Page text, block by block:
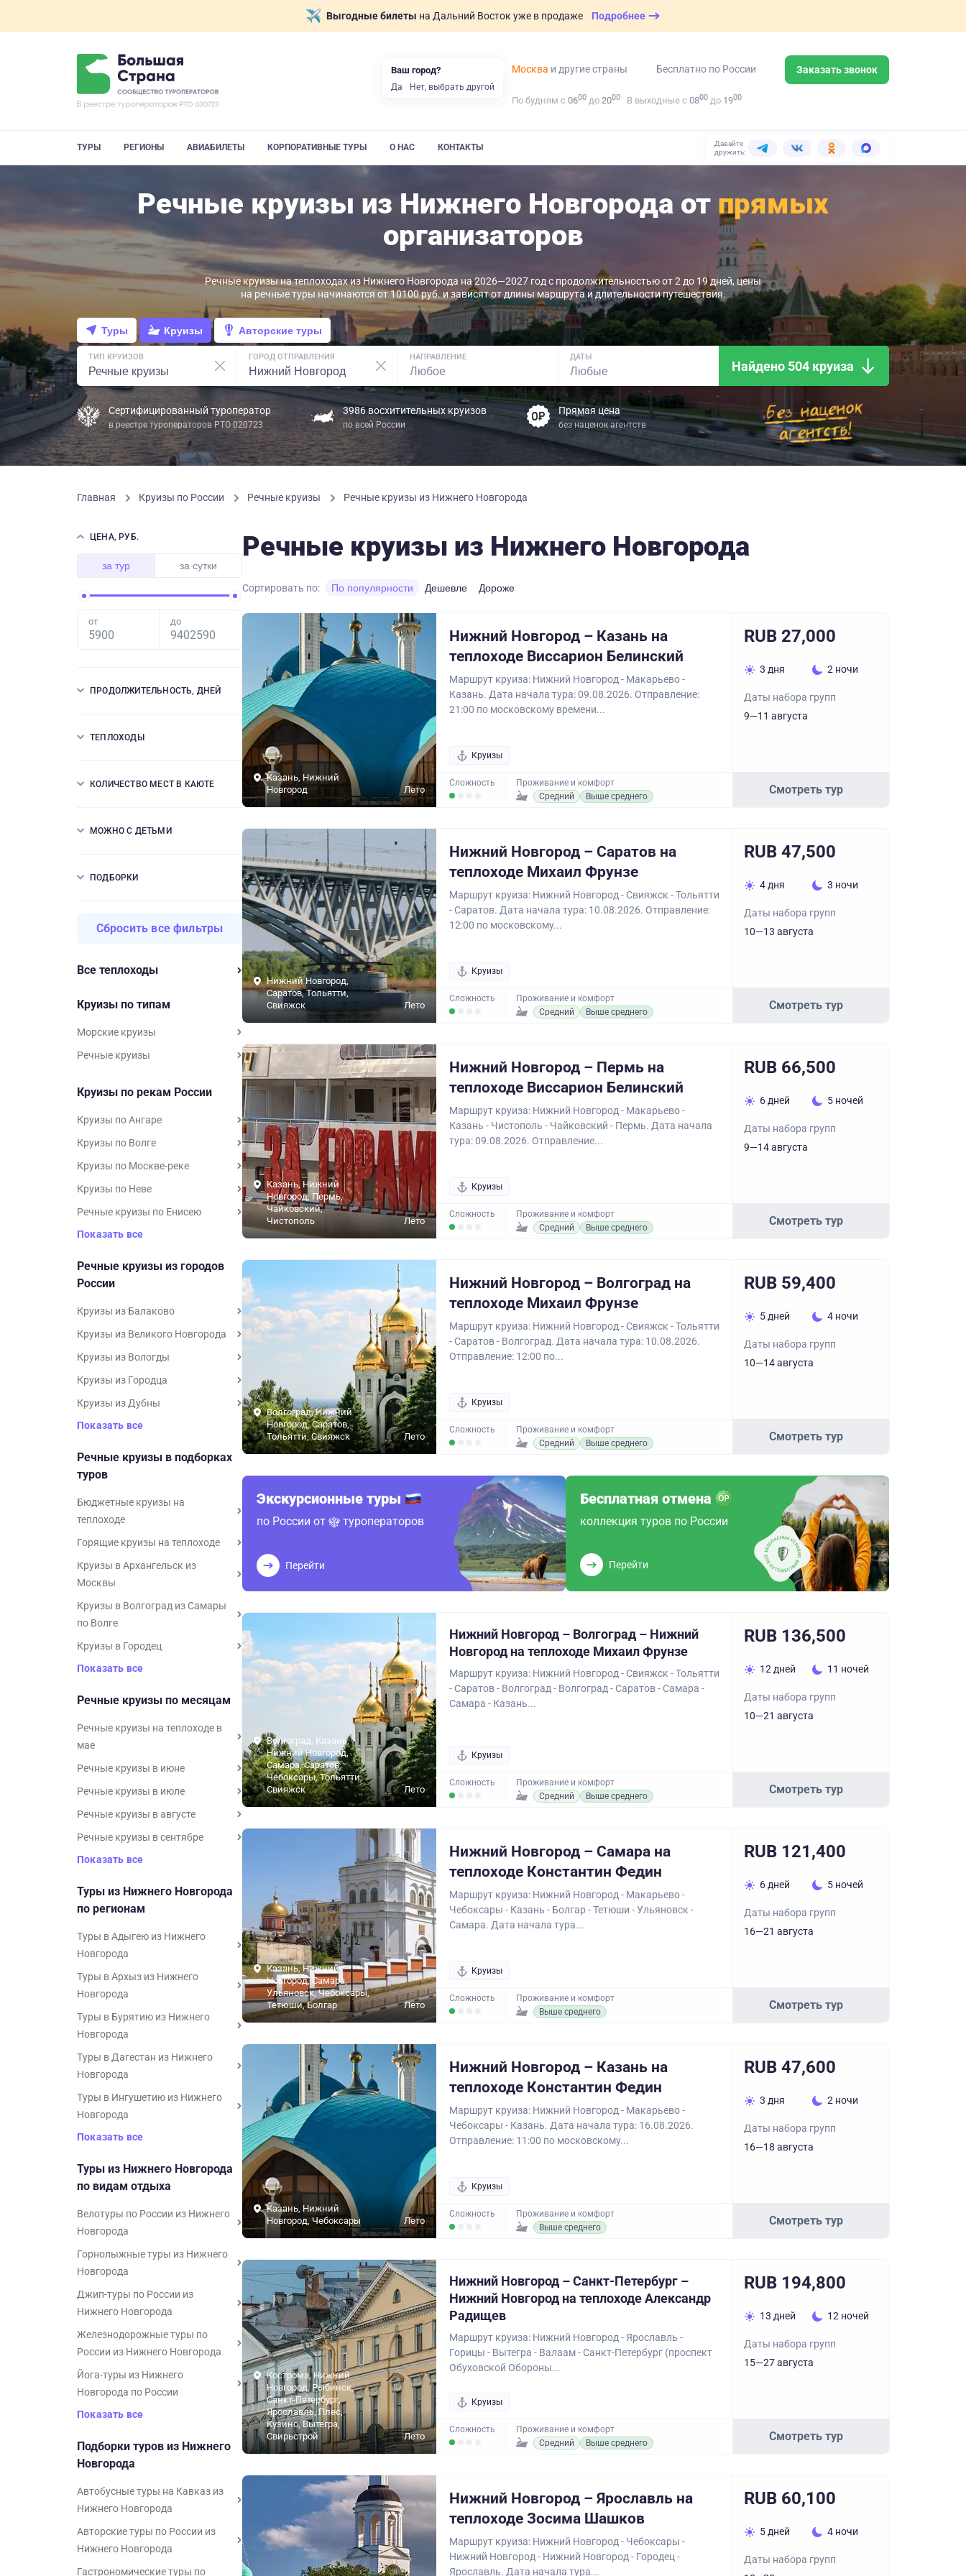
Выгодные билеты на Дальний Восток уже в продаже Подробнее
Москва и другие страны Бесплатно по России Заказать звонок
По будням с 0600 до 2000 В выходные с 0800 до 1900
ТУРЫ РЕГИОНЫ АВИАБИЛЕТЫ КОРПОРАТИВНЫЕ ТУРЫ О НАС КОНТАКТЫ
Давайте
дружить:
Речные круизы из Нижнего Новгорода от прямых
организаторов
Речные круизы на теплоходах из Нижнего Новгорода на 2026—2027 год с продолжительностью от 2 до 19 дней, цены
на речные туры начинаются от 10100 руб. и зависят от длины маршрута и длительности путешествия.
Туры Круизы Авторские туры
ТИП КРУИЗОВ ГОРОД ОТПРАВЛЕНИЯ НАПРАВЛЕНИЕ ДАТЫ
Найдено 504 круиза
Сертифицированный туроператор
в реестре туроператоров РТО 020723
3986 восхитительных круизов
по всей России
Прямая цена
без наценок агентств
Главная Круизы по России Речные круизы Речные круизы из Нижнего Новгорода
ЦЕНА, РУБ.
за тур за сутки
от до
ПРОДОЛЖИТЕЛЬНОСТЬ, ДНЕЙ
ТЕПЛОХОДЫ
КОЛИЧЕСТВО МЕСТ В КАЮТЕ
МОЖНО С ДЕТЬМИ
ПОДБОРКИ
Сбросить все фильтры
Все теплоходы
Круизы по типам
Морские круизы
Речные круизы
Круизы по рекам России
Круизы по Ангаре
Круизы по Волге
Круизы по Москве-реке
Круизы по Неве
Речные круизы по Енисею
Показать все
Речные круизы из городов
России
Круизы из Балаково
Круизы из Великого Новгорода
Круизы из Вологды
Круизы из Городца
Круизы из Дубны
Показать все
Речные круизы в подборках
туров
Бюджетные круизы на
теплоходе
Горящие круизы на теплоходе
Круизы в Архангельск из
Москвы
Круизы в Волгоград из Самары
по Волге
Круизы в Городец
Показать все
Речные круизы по месяцам
Речные круизы на теплоходе в
мае
Речные круизы в июне
Речные круизы в июле
Речные круизы в августе
Речные круизы в сентябре
Показать все
Туры из Нижнего Новгорода
по регионам
Туры в Адыгею из Нижнего
Новгорода
Туры в Архыз из Нижнего
Новгорода
Туры в Бурятию из Нижнего
Новгорода
Туры в Дагестан из Нижнего
Новгорода
Туры в Ингушетию из Нижнего
Новгорода
Показать все
Туры из Нижнего Новгорода
по видам отдыха
Велотуры по России из Нижнего
Новгорода
Горнолыжные туры из Нижнего
Новгорода
Джип-туры по России из
Нижнего Новгорода
Железнодорожные туры по
России из Нижнего Новгорода
Йога-туры из Нижнего
Новгорода по России
Показать все
Подборки туров из Нижнего
Новгорода
Автобусные туры на Кавказ из
Нижнего Новгорода
Авторские туры по России из
Нижнего Новгорода
Гастрономические туры по
Речные круизы из Нижнего Новгорода
Сортировать по: По популярности Дешевле Дороже
Казань, Нижний
Новгород
Лето
Нижний Новгород – Казань на
теплоходе Виссарион Белинский
Маршрут круиза: Нижний Новгород - Макарьево -
Казань. Дата начала тура: 09.08.2026. Отправление:
21:00 по московскому времени...
Круизы
Сложность
Проживание и комфорт
Средний
Выше среднего
RUB 27,000
3 дня 2 ночи
Даты набора групп
9—11 августа
Смотреть тур
Нижний Новгород,
Саратов, Тольятти,
Свияжск
Лето
Нижний Новгород – Саратов на
теплоходе Михаил Фрунзе
Маршрут круиза: Нижний Новгород - Свияжск - Тольятти
- Саратов. Дата начала тура: 10.08.2026. Отправление:
12:00 по московскому...
Круизы
Сложность
Проживание и комфорт
Средний
Выше среднего
RUB 47,500
4 дня 3 ночи
Даты набора групп
10—13 августа
Смотреть тур
Казань, Нижний
Новгород, Пермь,
Чайковский,
Чистополь
Лето
Нижний Новгород – Пермь на
теплоходе Виссарион Белинский
Маршрут круиза: Нижний Новгород - Макарьево -
Казань - Чистополь - Чайковский - Пермь. Дата начала
тура: 09.08.2026. Отправление...
Круизы
Сложность
Проживание и комфорт
Средний
Выше среднего
RUB 66,500
6 дней 5 ночей
Даты набора групп
9—14 августа
Смотреть тур
Волгоград, Нижний
Новгород, Саратов,
Тольятти, Свияжск
Лето
Нижний Новгород – Волгоград на
теплоходе Михаил Фрунзе
Маршрут круиза: Нижний Новгород - Свияжск - Тольятти
- Саратов - Волгоград. Дата начала тура: 10.08.2026.
Отправление: 12:00 по...
Круизы
Сложность
Проживание и комфорт
Средний
Выше среднего
RUB 59,400
5 дней 4 ночи
Даты набора групп
10—14 августа
Смотреть тур
Экскурсионные туры
по России от туроператоров
Перейти
Бесплатная отмена
коллекция туров по России
Перейти
Волгоград, Казань,
Нижний Новгород,
Самара, Саратов,
Чебоксары, Тольятти,
Свияжск
Лето
Нижний Новгород – Волгоград – Нижний
Новгород на теплоходе Михаил Фрунзе
Маршрут круиза: Нижний Новгород - Свияжск - Тольятти
- Саратов - Волгоград - Волгоград - Саратов - Самара -
Самара - Казань...
Круизы
Сложность
Проживание и комфорт
Средний
Выше среднего
RUB 136,500
12 дней 11 ночей
Даты набора групп
10—21 августа
Смотреть тур
Казань, Нижний
Новгород, Самара,
Ульяновск, Чебоксары,
Тетюши, Болгар
Лето
Нижний Новгород – Самара на
теплоходе Константин Федин
Маршрут круиза: Нижний Новгород - Макарьево -
Чебоксары - Казань - Болгар - Тетюши - Ульяновск -
Самара. Дата начала тура...
Круизы
Сложность
Проживание и комфорт
Выше среднего
RUB 121,400
6 дней 5 ночей
Даты набора групп
16—21 августа
Смотреть тур
Казань, Нижний
Новгород, Чебоксары
Лето
Нижний Новгород – Казань на
теплоходе Константин Федин
Маршрут круиза: Нижний Новгород - Макарьево -
Чебоксары - Казань. Дата начала тура: 16.08.2026.
Отправление: 11:00 по московскому...
Круизы
Сложность
Проживание и комфорт
Выше среднего
RUB 47,600
3 дня 2 ночи
Даты набора групп
16—18 августа
Смотреть тур
Кострома, Нижний
Новгород, Рыбинск,
Санкт-Петербург,
Ярославль, Плес,
Кузино, Вытегра,
Свирьстрой
Лето
Нижний Новгород – Санкт-Петербург –
Нижний Новгород на теплоходе Александр
Радищев
Маршрут круиза: Нижний Новгород - Ярославль -
Горицы - Вытегра - Валаам - Санкт-Петербург (проспект
Обуховской Обороны...
Круизы
Сложность
Проживание и комфорт
Средний
Выше среднего
RUB 194,800
13 дней 12 ночей
Даты набора групп
15—27 августа
Смотреть тур
Нижний Новгород – Ярославль на
теплоходе Зосима Шашков
Маршрут круиза: Нижний Новгород - Чебоксары -
Нижний Новгород - Нижний Новгород - Городец -
Ярославль. Дата начала тура...
RUB 60,100
5 дней 4 ночи
Даты набора групп
Ваш город?
Да Нет, выбрать другой